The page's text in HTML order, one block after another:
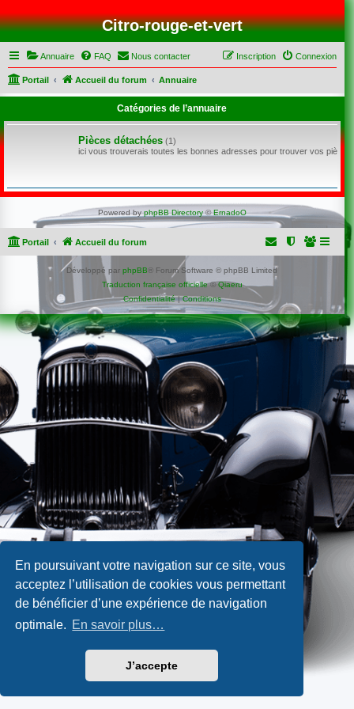
En poursuivant votre navigation sur ce site, vous
acceptez l’utilisation de cookies vous permettant
de bénéficier d’une expérience de navigation
optimale. En savoir plus…
J’accepte
Citro-rouge-et-vert
Annuaire FAQ Nous contacter Connexion
Inscription
Portail Accueil du forum Annuaire
Catégories de l’annuaire
Pièces détachées (1)
ici vous trouverais toutes les bonnes adresses pour trouver vos
Powered by phpBB Directory©ErnadoO
Portail Accueil du forum
Développé parphpBB ® Forum Software © phpBB Limited
Traduction française officielle©Qiaeru
Confidentialité|Conditions